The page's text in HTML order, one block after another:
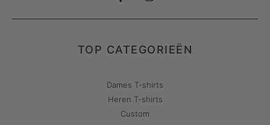
TOP CATEGORIEËN
Dames T-shirts
Heren T-shirts
Custom